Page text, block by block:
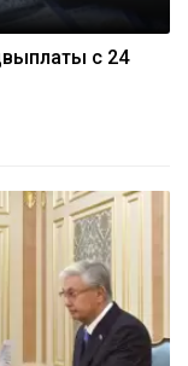
с 24